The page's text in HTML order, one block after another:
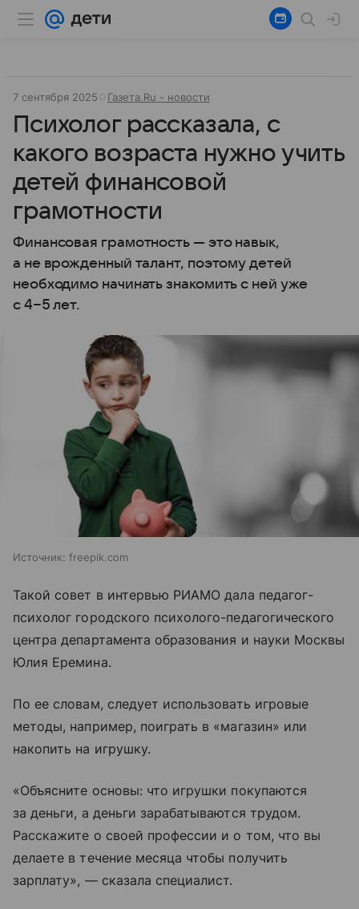
7 сентября 2025 Газета.Ru - новости
Психолог рассказала, с
какого возраста нужно учить
детей финансовой
грамотности
Финансовая грамотность — это навык,
а не врожденный талант, поэтому детей
необходимо начинать знакомить с ней уже
с 4−5 лет.
Источник: freepik.com
Такой совет в интервью РИАМО дала педагог-
психолог городского психолого-педагогического
центра департамента образования и науки Москвы
Юлия Еремина.
По ее словам, следует использовать игровые
методы, например, поиграть в «магазин» или
накопить на игрушку.
«Объясните основы: что игрушки покупаются
за деньги, а деньги зарабатываются трудом.
Расскажите о своей профессии и о том, что вы
делаете в течение месяца чтобы получить
зарплату», — сказала специалист.